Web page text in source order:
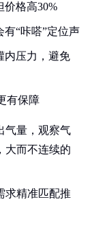
价格高30%
有“咔嗒”定位声
内压力，避免
有保障
气量，观察气
而不连续的
求精准匹配推